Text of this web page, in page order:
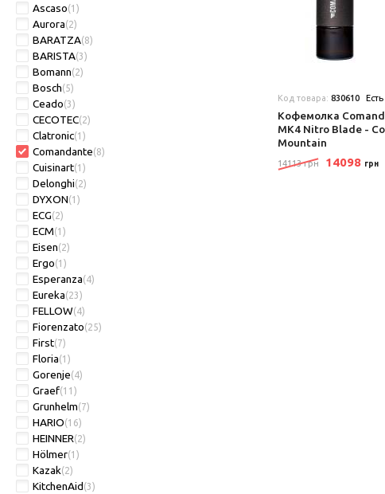
Ascaso(1)
Aurora(2)
BARATZA(8)
BARISTA(3)
Bomann(2)
Bosch(5)
Ceado(3)
CECOTEC(2)
Clatronic(1)
Comandante(8)
Cuisinart(1)
Delonghi(2)
DYXON(1)
ECG(2)
ECM(1)
Eisen(2)
Ergo(1)
Esperanza(4)
Eureka(23)
FELLOW(4)
Fiorenzato(25)
First(7)
Floria(1)
Gorenje(4)
Graef(11)
Grunhelm(7)
HARIO(16)
HEINNER(2)
Hölmer(1)
Kazak(2)
KitchenAid(3)
Код товара: 830610
Кофемолка
MK4 Nitro Blade -
Mountain
14113 грн 14098 грн